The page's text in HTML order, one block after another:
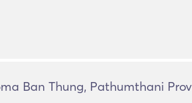
Ban Thung, Pathumthani